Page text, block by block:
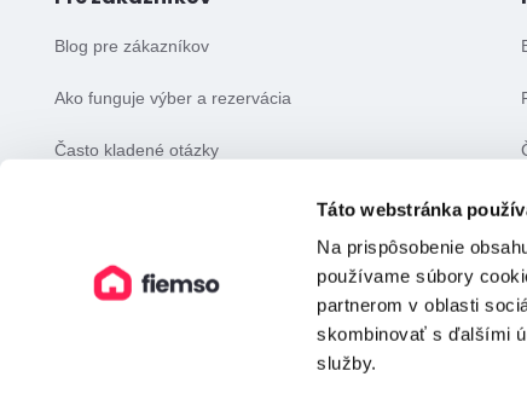
Táto webstránka
Na prispôsobenie
používame súbory
partnerom v oblasti
skombinovať s ďalšími
služby.
Blog pre zákazníkov
Ako funguje výber a rezervácia
Často kladené otázky
©️ fiemso 2026 — Všetky práva vyhradené